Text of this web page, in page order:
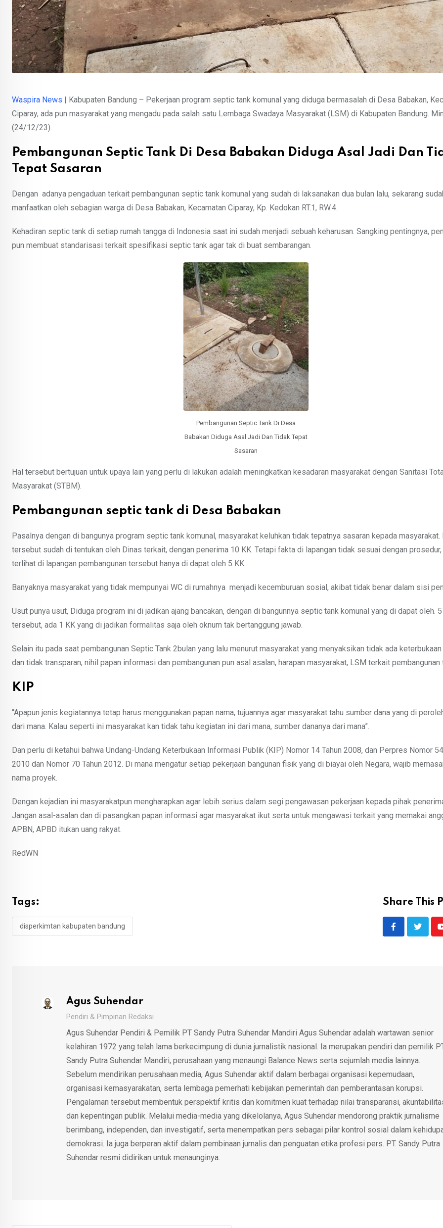
Waspira News | Kabupaten Bandung – Pekerjaan program septic tank komunal yang diduga bermasalah di Desa Babakan,
Ciparay, ada pun masyarakat yang mengadu pada salah satu Lembaga Swadaya Masyarakat (LSM) di Kabupaten Bandung.
(24/12/23).
Pembangunan Septic Tank Di Desa Babakan Diduga Asal Jadi Dan
Tepat Sasaran
Dengan adanya pengaduan terkait pembangunan septic tank komunal yang sudah di laksanakan dua bulan lalu, sekarang
manfaatkan oleh sebagian warga di Desa Babakan, Kecamatan Ciparay, Kp. Kedokan RT.1, RW.4.
Kehadiran septic tank di setiap rumah tangga di Indonesia saat ini sudah menjadi sebuah keharusan. Sangking pentingnya,
pun membuat standarisasi terkait spesifikasi septic tank agar tak di buat sembarangan.
Pembangunan Septic Tank Di Desa
Babakan Diduga Asal Jadi Dan Tidak Tepat
Sasaran
Hal tersebut bertujuan untuk upaya lain yang perlu di lakukan adalah meningkatkan kesadaran masyarakat dengan Sanitasi
Masyarakat (STBM).
Pembangunan septic tank di Desa Babakan
Pasalnya dengan di bangunya program septic tank komunal, masyarakat keluhkan tidak tepatnya sasaran kepada masyarakat.
tersebut sudah di tentukan oleh Dinas terkait, dengan penerima 10 KK. Tetapi fakta di lapangan tidak sesuai dengan prosedur,
terlihat di lapangan pembangunan tersebut hanya di dapat oleh 5 KK.
Banyaknya masyarakat yang tidak mempunyai WC di rumahnya menjadi kecemburuan sosial, akibat tidak benar dalam sisi
Usut punya usut, Diduga program ini di jadikan ajang bancakan, dengan di bangunnya septic tank komunal yang di dapat oleh.
tersebut, ada 1 KK yang di jadikan formalitas saja oleh oknum tak bertanggung jawab.
Selain itu pada saat pembangunan Septic Tank 2bulan yang lalu menurut masyarakat yang menyaksikan tidak ada
dan tidak transparan, nihil papan informasi dan pembangunan pun asal asalan, harapan masyarakat, LSM terkait pembangunan
KIP
“Apapun jenis kegiatannya tetap harus menggunakan papan nama, tujuannya agar masyarakat tahu sumber dana yang di
dari mana. Kalau seperti ini masyarakat kan tidak tahu kegiatan ini dari mana, sumber dananya dari mana”.
Dan perlu di ketahui bahwa Undang-Undang Keterbukaan Informasi Publik (KIP) Nomor 14 Tahun 2008, dan Perpres Nomor
2010 dan Nomor 70 Tahun 2012. Di mana mengatur setiap pekerjaan bangunan fisik yang di biayai oleh Negara, wajib
nama proyek.
Dengan kejadian ini masyarakatpun mengharapkan agar lebih serius dalam segi pengawasan pekerjaan kepada pihak
Jangan asal-asalan dan di pasangkan papan informasi agar masyarakat ikut serta untuk mengawasi terkait yang memakai
APBN, APBD itukan uang rakyat.
RedWN
Tags:
disperkimtan kabupaten bandung
Share This
Agus Suhendar
Pendiri & Pimpinan Redaksi
Agus Suhendar Pendiri & Pemilik PT Sandy Putra Suhendar Mandiri Agus Suhendar adalah wartawan senior
kelahiran 1972 yang telah lama berkecimpung di dunia jurnalistik nasional. Ia merupakan pendiri dan pemilik
Sandy Putra Suhendar Mandiri, perusahaan yang menaungi Balance News serta sejumlah media lainnya.
Sebelum mendirikan perusahaan media, Agus Suhendar aktif dalam berbagai organisasi kepemudaan,
organisasi kemasyarakatan, serta lembaga pemerhati kebijakan pemerintah dan pemberantasan korupsi.
Pengalaman tersebut membentuk perspektif kritis dan komitmen kuat terhadap nilai transparansi,
dan kepentingan publik. Melalui media-media yang dikelolanya, Agus Suhendar mendorong praktik jurnalisme
berimbang, independen, dan investigatif, serta menempatkan pers sebagai pilar kontrol sosial dalam
demokrasi. Ia juga berperan aktif dalam pembinaan jurnalis dan penguatan etika profesi pers. PT. Sandy Putra
Suhendar resmi didirikan untuk menaunginya.